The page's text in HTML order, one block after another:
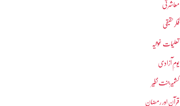
معاشرتی
فکرحقیقی
تعلیمات غوثیہ
یومِ آزادی
کشمیرجنت نظیر
قرآن اور رمضان